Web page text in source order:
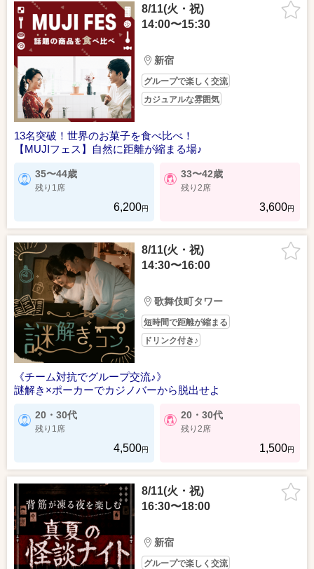
8/11(火・祝)
14:00〜15:30
新宿
グループで楽しく交流
カジュアルな雰囲気
13名突破！世界のお菓子を食べ比べ！
【MUJIフェス】自然に距離が縮まる場♪
35〜44歳
残り1席
6,200円
33〜42歳
残り2席
3,600円
8/11(火・祝)
14:30〜16:00
歌舞伎町タワー
短時間で距離が縮まる
ドリンク付き♪
《チーム対抗でグループ交流♪》
謎解き×ポーカーでカジノバーから脱出せよ
20・30代
残り1席
4,500円
20・30代
残り2席
1,500円
8/11(火・祝)
16:30〜18:00
新宿
グループで楽しく交流